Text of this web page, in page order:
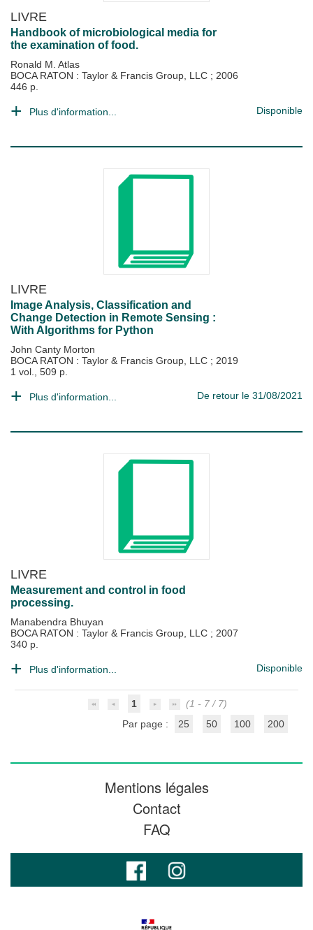
LIVRE
Handbook of microbiological media for
the examination of food.
Ronald M. Atlas
BOCA RATON : Taylor & Francis Group, LLC ; 2006
446 p.
Plus d'information... Disponible
LIVRE
Image Analysis, Classification and
Change Detection in Remote Sensing :
With Algorithms for Python
John Canty Morton
BOCA RATON : Taylor & Francis Group, LLC ; 2019
1 vol., 509 p.
Plus d'information... De retour le 31/08/2021
LIVRE
Measurement and control in food
processing.
Manabendra Bhuyan
BOCA RATON : Taylor & Francis Group, LLC ; 2007
340 p.
Plus d'information... Disponible
1
(1 - 7 / 7)
Par page :
25 50 100 200
Mentions légales
Contact
FAQ